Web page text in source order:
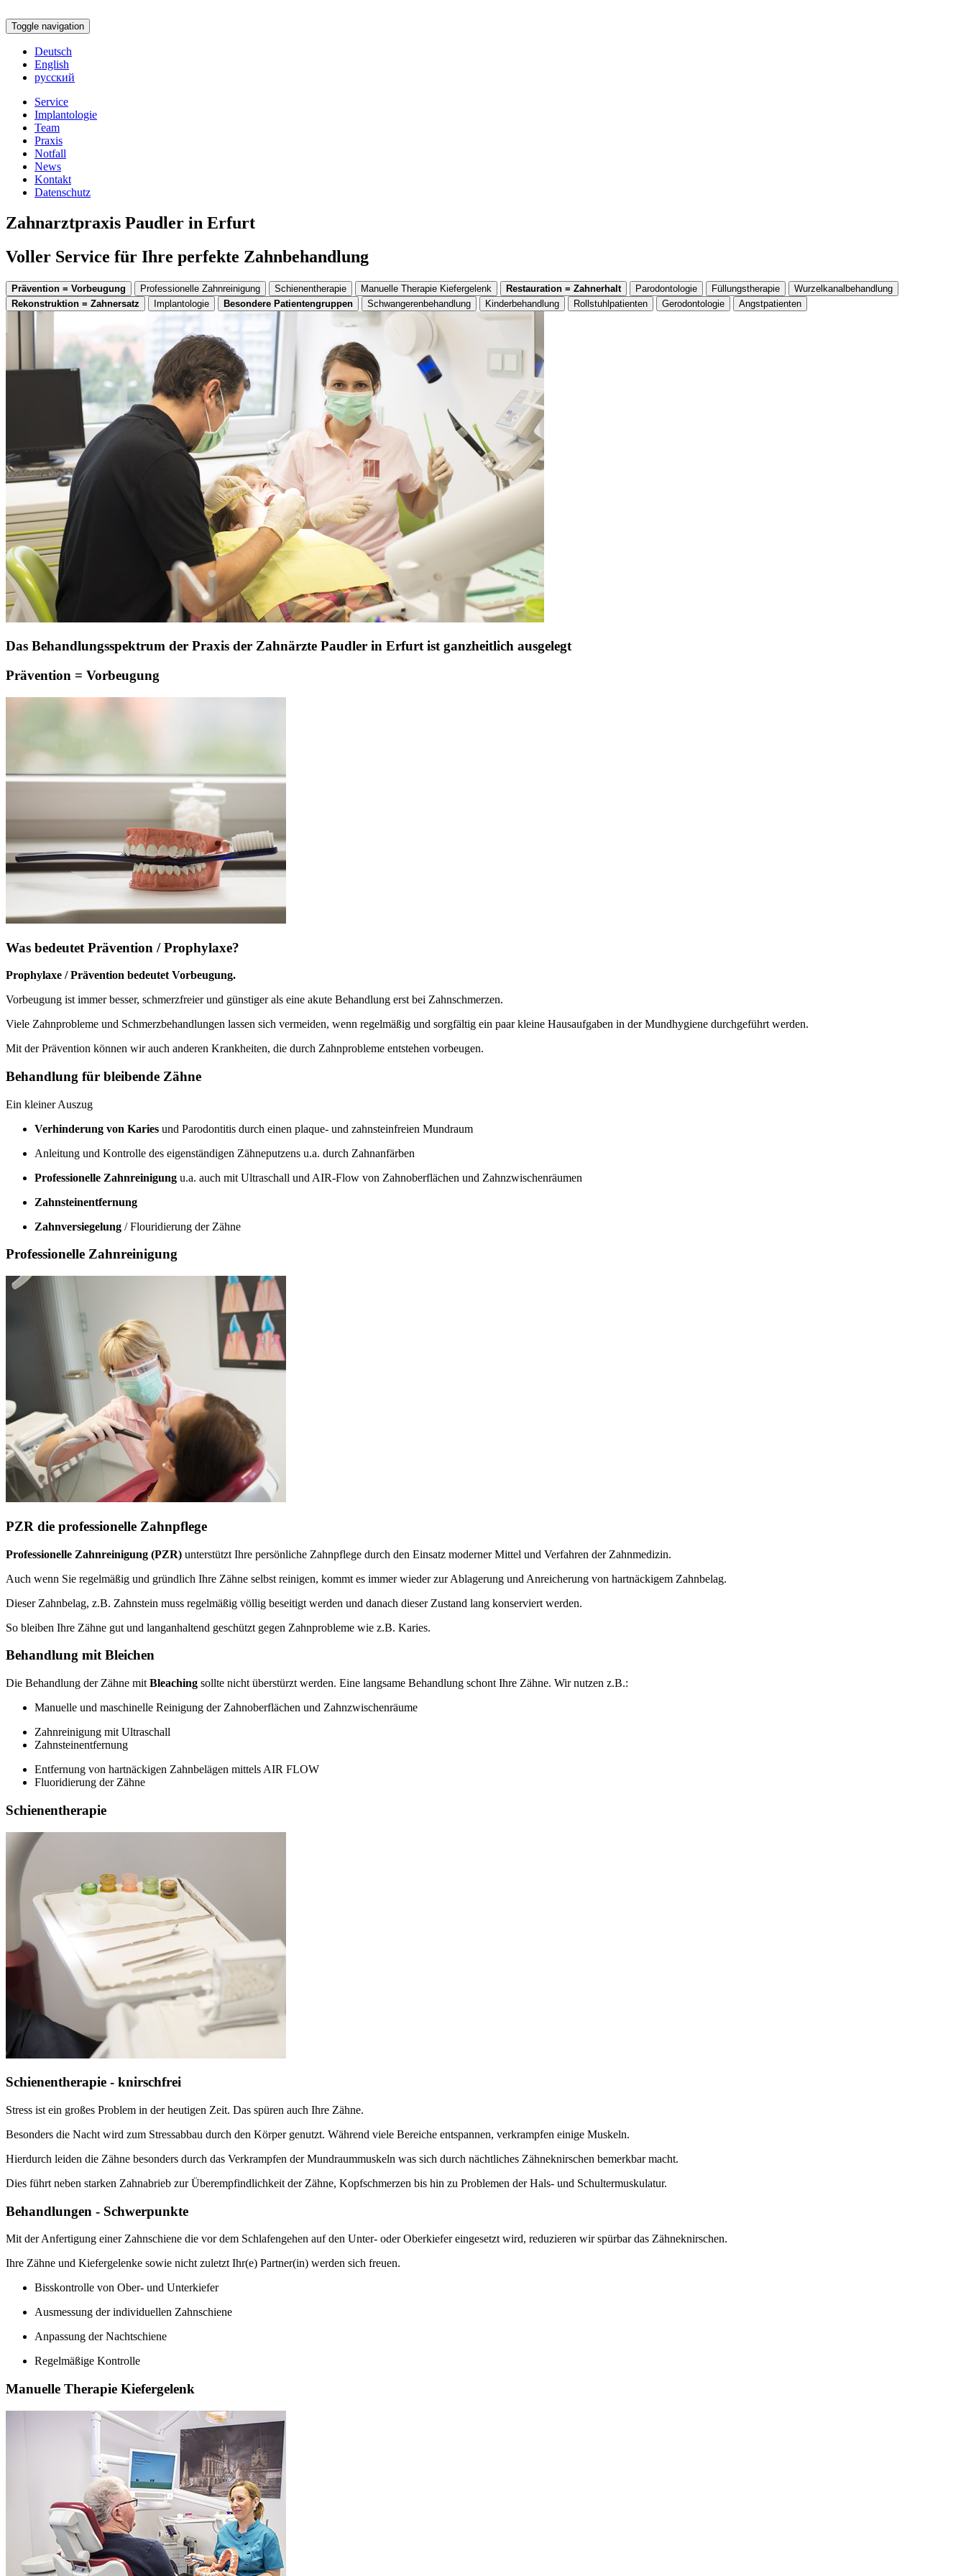
Toggle navigation
Deutsch
English
русский
Service
Implantologie
Team
Praxis
Notfall
News
Kontakt
Datenschutz
Zahnarztpraxis Paudler in Erfurt
Voller Service für Ihre perfekte Zahnbehandlung
Prävention = Vorbeugung Professionelle Zahnreinigung Schienentherapie Manuelle Therapie Kiefergelenk Restauration = Zahnerhalt Parodontologie Füllungstherapie
Wurzelkanalbehandlung
Rekonstruktion = Zahnersatz
Implantologie Besondere Patientengruppen Schwangerenbehandlung Kinderbehandlung Rollstuhlpatienten Gerodontologie Angstpatienten
Das Behandlungsspektrum der Praxis der Zahnärzte Paudler in Erfurt ist ganzheitlich ausgelegt
Prävention = Vorbeugung
Was bedeutet Prävention / Prophylaxe?
Prophylaxe / Prävention bedeutet Vorbeugung.
Vorbeugung ist immer besser, schmerzfreier und günstiger als eine akute Behandlung erst bei Zahnschmerzen.
Viele Zahnprobleme und Schmerzbehandlungen lassen sich vermeiden, wenn regelmäßig und sorgfältig ein paar kleine Hausaufgaben in der Mundhygiene durchgeführt werden.
Mit der Prävention können wir auch anderen Krankheiten, die durch Zahnprobleme entstehen vorbeugen.
Behandlung für bleibende Zähne
Ein kleiner Auszug
Verhinderung von Karies und Parodontitis durch einen plaque- und zahnsteinfreien Mundraum
Anleitung und Kontrolle des eigenständigen Zähneputzens u.a. durch Zahnanfärben
Professionelle Zahnreinigung u.a. auch mit Ultraschall und AIR-Flow von Zahnoberflächen und Zahnzwischenräumen
Zahnsteinentfernung
Zahnversiegelung / Flouridierung der Zähne
Professionelle Zahnreinigung
PZR die professionelle Zahnpflege
Professionelle Zahnreinigung (PZR) unterstützt Ihre persönliche Zahnpflege durch den Einsatz moderner Mittel und Verfahren der Zahnmedizin.
Auch wenn Sie regelmäßig und gründlich Ihre Zähne selbst reinigen, kommt es immer wieder zur Ablagerung und Anreicherung von hartnäckigem Zahnbelag.
Dieser Zahnbelag, z.B. Zahnstein muss regelmäßig völlig beseitigt werden und danach dieser Zustand lang konserviert werden.
So bleiben Ihre Zähne gut und langanhaltend geschützt gegen Zahnprobleme wie z.B. Karies.
Behandlung mit Bleichen
Die Behandlung der Zähne mit Bleaching sollte nicht überstürzt werden. Eine langsame Behandlung schont Ihre Zähne. Wir nutzen z.B.:
Manuelle und maschinelle Reinigung der Zahnoberflächen und Zahnzwischenräume
Zahnreinigung mit Ultraschall
Zahnsteinentfernung
Entfernung von hartnäckigen Zahnbelägen mittels AIR FLOW
Fluoridierung der Zähne
Schienentherapie
Schienentherapie - knirschfrei
Stress ist ein großes Problem in der heutigen Zeit. Das spüren auch Ihre Zähne.
Besonders die Nacht wird zum Stressabbau durch den Körper genutzt. Während viele Bereiche entspannen, verkrampfen einige Muskeln.
Hierdurch leiden die Zähne besonders durch das Verkrampfen der Mundraummuskeln was sich durch nächtliches Zähneknirschen bemerkbar macht.
Dies führt neben starken Zahnabrieb zur Überempfindlichkeit der Zähne, Kopfschmerzen bis hin zu Problemen der Hals- und Schultermuskulatur.
Behandlungen - Schwerpunkte
Mit der Anfertigung einer Zahnschiene die vor dem Schlafengehen auf den Unter- oder Oberkiefer eingesetzt wird, reduzieren wir spürbar das Zähneknirschen.
Ihre Zähne und Kiefergelenke sowie nicht zuletzt Ihr(e) Partner(in) werden sich freuen.
Bisskontrolle von Ober- und Unterkiefer
Ausmessung der individuellen Zahnschiene
Anpassung der Nachtschiene
Regelmäßige Kontrolle
Manuelle Therapie Kiefergelenk